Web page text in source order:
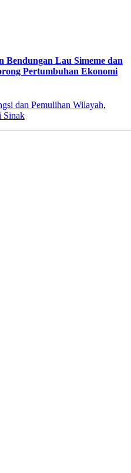
Bendungan Lau Simeme dan
Pertumbuhan Ekonomi
dan Pemulihan Wilayah,
Sinak